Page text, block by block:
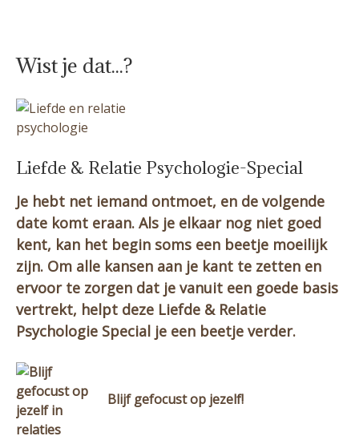
Wist je dat...?
Liefde & Relatie Psychologie-Special
Je hebt net iemand ontmoet, en de volgende
date komt eraan. Als je elkaar nog niet goed
kent, kan het begin soms een beetje moeilijk
zijn. Om alle kansen aan je kant te zetten en
ervoor te zorgen dat je vanuit een goede basis
vertrekt, helpt deze Liefde & Relatie
Psychologie Special je een beetje verder.
Blijf gefocust op jezelf!